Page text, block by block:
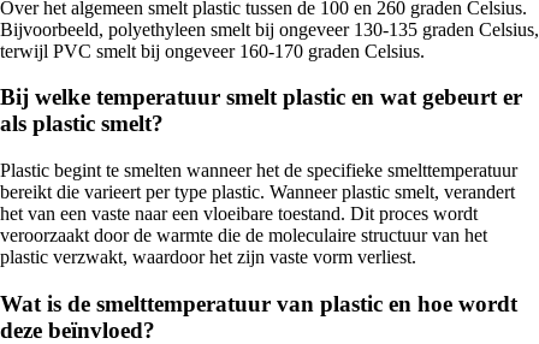
Over het algemeen smelt plastic tussen de 100 en 260 graden Celsius.
Bijvoorbeeld, polyethyleen smelt bij ongeveer 130-135 graden Celsius,
terwijl PVC smelt bij ongeveer 160-170 graden Celsius.
Bij welke temperatuur smelt plastic en wat gebeurt er
als plastic smelt?
Plastic begint te smelten wanneer het de specifieke smelttemperatuur
bereikt die varieert per type plastic. Wanneer plastic smelt, verandert
het van een vaste naar een vloeibare toestand. Dit proces wordt
veroorzaakt door de warmte die de moleculaire structuur van het
plastic verzwakt, waardoor het zijn vaste vorm verliest.
Wat is de smelttemperatuur van plastic en hoe wordt
deze beïnvloed?